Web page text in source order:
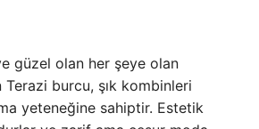
güzel olan her şeye olan
Terazi burcu, şık kombinleri
yeteneğine sahiptir. Estetik